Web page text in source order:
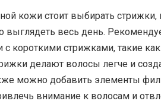
кожи стоит выбирать стрижки,
выглядеть весь день.
с короткими стрижками, такие
делают волосы легче и
можно добавить элементы
внимание к волосам и